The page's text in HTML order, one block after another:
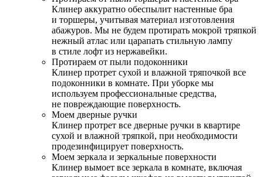
Клинер аккуратно обеспылит настенные бра
и торшеры, учитывая материал изготовления
абажуров. Мы не будем протирать мокрой тряпкой
нежный атлас или царапать стильную лампу
в стиле лофт из нержавейки.
Протираем от пыли подоконники
Клинер протрет сухой и влажной тряпочкой все
подоконники в комнате. При уборке мы
используем профессиональные средства,
не повреждающие поверхность.
Моем дверные ручки
Клинер протрет все дверные ручки в квартире
сухой и влажной тряпкой, при необходимости
продезинфицирует поверхность.
Моем зеркала и зеркальные поверхности
Клинер вымоет все зеркала в комнате, включая